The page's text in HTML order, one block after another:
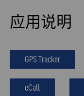
应用说明
GPS Tracker
eCall